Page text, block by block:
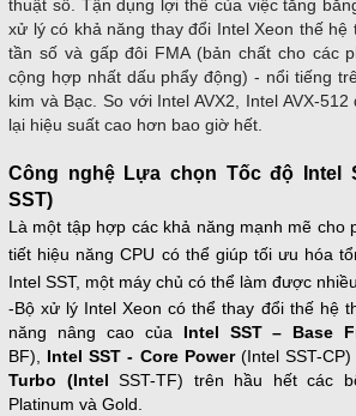
thuật số. Tận dụng lợi thế của việc tăng
xử lý có khả năng thay đổi Intel Xeon thế hệ
tần số và gấp đôi FMA (bản chất cho các
cộng hợp nhất dấu phẩy động) - nổi tiếng
kim và Bạc. So với Intel AVX2, Intel AVX-
lại hiệu suất cao hơn bao giờ hết.
Công nghệ Lựa chọn Tốc độ Intel
SST)
Là một tập hợp các khả năng mạnh mẽ cho
tiết hiệu năng CPU có thể giúp tối ưu hóa
Intel SST, một máy chủ có thể làm được
-Bộ xử lý Intel Xeon có thể thay đổi thế hệ
năng nâng cao của Intel SST – Base
BF), Intel SST - Core Power(Intel SST-CP)
Turbo (Intel SST-TF) trên hầu hết các
Platinum và Gold.